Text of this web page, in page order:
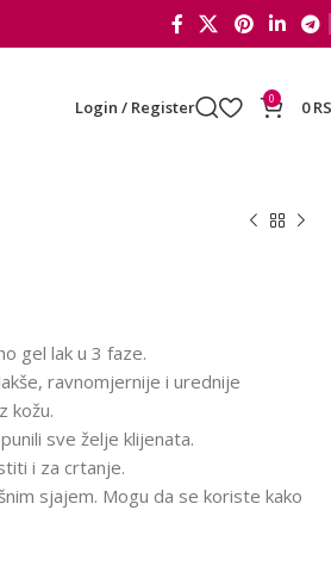
Login / Register 0 0
gel lak u 3 faze.
ravnomjernije i urednije
kožu.
sve želje klijenata.
i za crtanje.
sjajem. Mogu da se koriste kako